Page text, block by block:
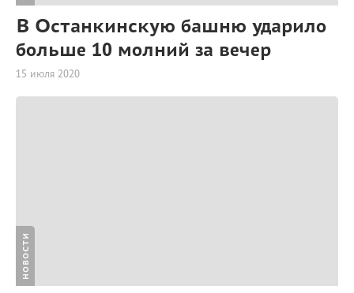
В Останкинскую башню ударило
больше 10 молний за вечер
15 июля 2020
НОВОСТИ